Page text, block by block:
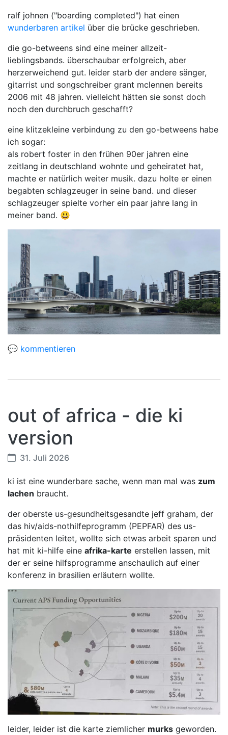
ralf johnen ("boarding completed") hat einen
wunderbaren artikel über die brücke geschrieben.
die go-betweens sind eine meiner allzeit-
lieblingsbands. überschaubar erfolgreich, aber
herzerweichend gut. leider starb der andere sänger,
gitarrist und songschreiber grant mclennen bereits
2006 mit 48 jahren. vielleicht hätten sie sonst doch
noch den durchbruch geschafft?
eine klitzekleine verbindung zu den go-betweens habe
ich sogar:
als robert foster in den frühen 90er jahren eine
zeitlang in deutschland wohnte und geheiratet hat,
machte er natürlich weiter musik. dazu holte er einen
begabten schlagzeuger in seine band. und dieser
schlagzeuger spielte vorher ein paar jahre lang in
meiner band. 😃
💬 kommentieren
out of africa - die ki
version
31. Juli 2026
ki ist eine wunderbare sache, wenn man mal was zum
lachen braucht.
der oberste us-gesundheitsgesandte jeff graham, der
das hiv/aids-nothilfeprogramm (PEPFAR) des us-
präsidenten leitet, wollte sich etwas arbeit sparen und
hat mit ki-hilfe eine afrika-karte erstellen lassen, mit
der er seine hilfsprogramme anschaulich auf einer
konferenz in brasilien erläutern wollte.
leider, leider ist die karte ziemlicher murks geworden.